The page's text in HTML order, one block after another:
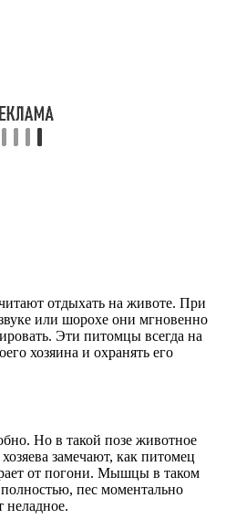
отдыхать на животе. При
или шорохе они мгновенно
Эти питомцы всегда на
хозяина и охранять его
Но в такой позе животное
замечают, как питомец
от погони. Мышцы в таком
пес моментально
неладное.